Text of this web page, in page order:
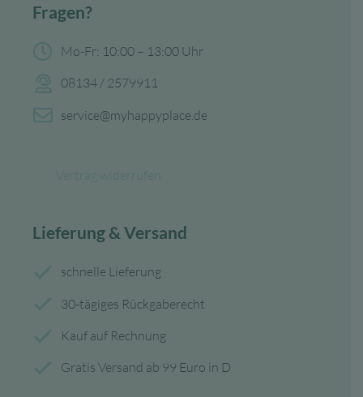
Fragen?
Mo-Fr: 10:00 – 13:00 Uhr
08134 / 2579911
service@myhappyplace.de
Lieferung & Versand
schnelle Lieferung
30-tägiges Rückgaberecht
Kauf auf Rechnung
Gratis Versand ab 99 Euro in D